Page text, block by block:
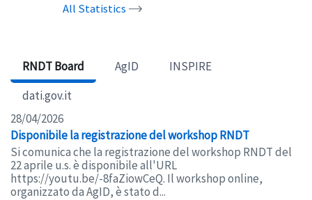
All Statistics
RNDT Board AgID
INSPIRE
dati.gov.it
28/04/2026
Disponibile la registrazione del workshop RNDT
Si comunica che la registrazione del workshop RNDT del
22 aprile u.s. è disponibile all'URL
https://youtu.be/-8faZiowCeQ. Il workshop online,
organizzato da AgID, è stato d...